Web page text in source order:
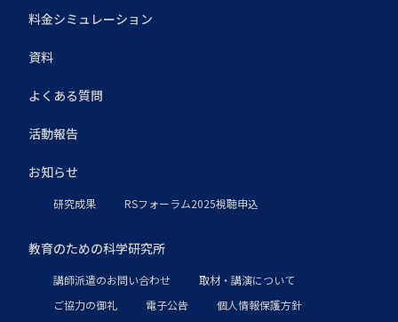
料金シミュレーション
資料
よくある質問
活動報告
お知らせ
研究成果 RSフォーラム2025視聴申込
教育のための科学研究所
講師派遣のお問い合わせ
取材・講演について
ご協力の御礼
電子公告 個人情報保護方針